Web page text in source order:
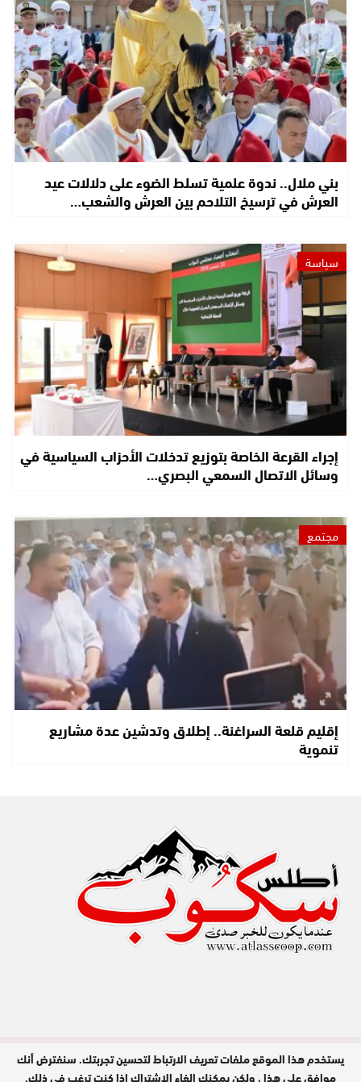
بني ملال.. ندوة علمية تسلط الضوء على دلالات عيد
العرش في ترسيخ التلاحم بين العرش والشعب…
سياسة
إجراء القرعة الخاصة بتوزيع تدخلات الأحزاب السياسية في
وسائل الاتصال السمعي البصري…
مجتمع
إقليم قلعة السراغنة.. إطلاق وتدشين عدة مشاريع
تنموية
مدير النشر : عبد الله عزي / جميع الحقوق
محفوظة © 2026
يستخدم هذا الموقع ملفات تعريف الارتباط لتحسين تجربتك. سنفترض أنك
موافق على هذا ، ولكن يمكنك إلغاء الاشتراك إذا كنت ترغب في ذلك.